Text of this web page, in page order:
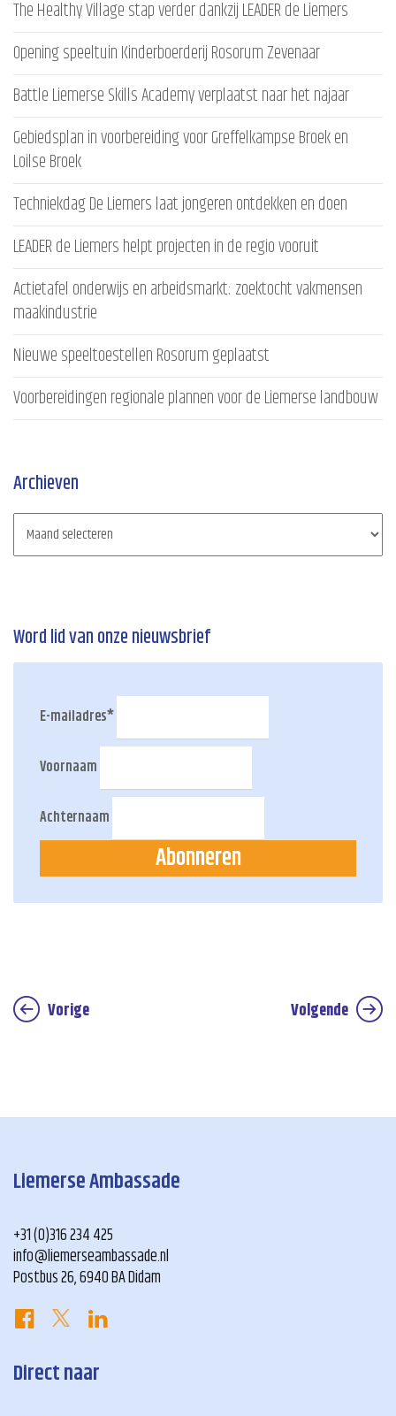
The Healthy Village stap verder dankzij LEADER de Liemers
Opening speeltuin Kinderboerderij Rosorum Zevenaar
Battle Liemerse Skills Academy verplaatst naar het najaar
Gebiedsplan in voorbereiding voor Greffelkampse Broek en
Loilse Broek
Techniekdag De Liemers laat jongeren ontdekken en doen
LEADER de Liemers helpt projecten in de regio vooruit
Actietafel onderwijs en arbeidsmarkt: zoektocht vakmensen
maakindustrie
Nieuwe speeltoestellen Rosorum geplaatst
Voorbereidingen regionale plannen voor de Liemerse landbouw
Archieven
Word lid van onze nieuwsbrief
E-mailadres*
Voornaam
Achternaam
Abonneren
Vorige Volgende
Liemerse Ambassade
+31 (0)316 234 425
info@liemerseambassade.nl
Postbus 26, 6940 BA Didam
Direct naar